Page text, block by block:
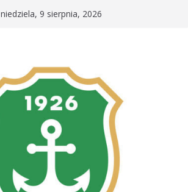
niedziela, 9 sierpnia, 2026